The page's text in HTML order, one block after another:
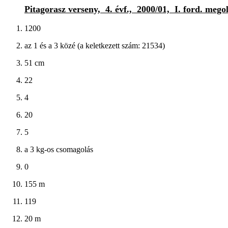
Pitagorasz verseny, 4. évf., 2000/01, I. ford.
1200
az 1 és a 3 közé (a keletkezett szám: 21534)
51 cm
22
4
20
5
a 3 kg-os csomagolás
0
155 m
119
20 m